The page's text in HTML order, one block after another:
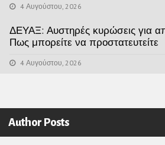
4 Αυγούστου, 2026
ΔΕΥΑΞ: Αυστηρές κυρώσεις για
Πως μπορείτε να προστατευτείτε
4 Αυγούστου, 2026
Author Posts